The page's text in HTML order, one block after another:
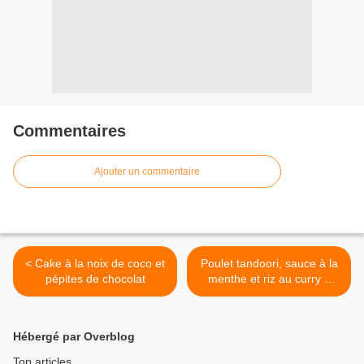
Commentaires
Ajouter un commentaire
< Cake à la noix de coco et
pépites de chocolat
Poulet tandoori, sauce à la
menthe et riz au curry à
l'indienne >
Hébergé par Overblog